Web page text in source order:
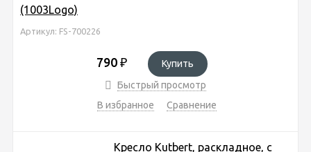
(1003Logo)
Артикул: FS-700226
790 ₽
Купить
Быстрый просмотр
В избранное
Сравнение
Кресло Kutbert, раскладное, с